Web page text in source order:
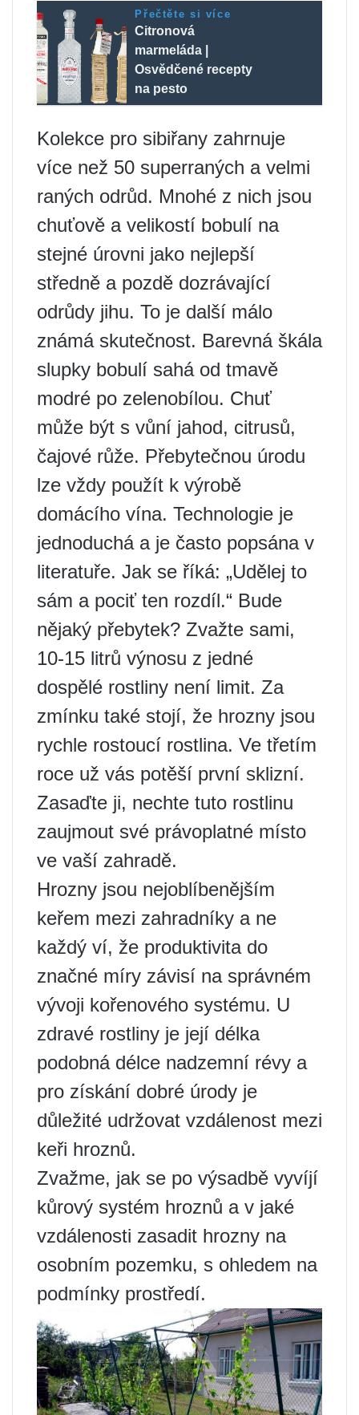
Přečtěte si více
Citronová
marmeláda |
Osvědčené recepty
na pesto
Kolekce pro sibiřany zahrnuje
více než 50 superraných a velmi
raných odrůd. Mnohé z nich jsou
chuťově a velikostí bobulí na
stejné úrovni jako nejlepší
středně a pozdě dozrávající
odrůdy jihu. To je další málo
známá skutečnost. Barevná škála
slupky bobulí sahá od tmavě
modré po zelenobílou. Chuť
může být s vůní jahod, citrusů,
čajové růže. Přebytečnou úrodu
lze vždy použít k výrobě
domácího vína. Technologie je
jednoduchá a je často popsána v
literatuře. Jak se říká: „Udělej to
sám a pociť ten rozdíl.“ Bude
nějaký přebytek? Zvažte sami,
10-15 litrů výnosu z jedné
dospělé rostliny není limit. Za
zmínku také stojí, že hrozny jsou
rychle rostoucí rostlina. Ve třetím
roce už vás potěší první sklizní.
Zasaďte ji, nechte tuto rostlinu
zaujmout své právoplatné místo
ve vaší zahradě.
Hrozny jsou nejoblíbenějším
keřem mezi zahradníky a ne
každý ví, že produktivita do
značné míry závisí na správném
vývoji kořenového systému. U
zdravé rostliny je její délka
podobná délce nadzemní révy a
pro získání dobré úrody je
důležité udržovat vzdálenost mezi
keři hroznů.
Zvažme, jak se po výsadbě vyvíjí
kůrový systém hroznů a v jaké
vzdálenosti zasadit hrozny na
osobním pozemku, s ohledem na
podmínky prostředí.